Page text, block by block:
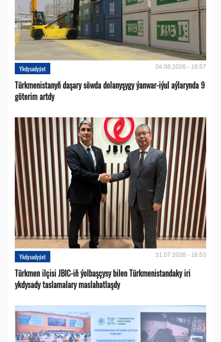
Ykdysadyýet 04.08.2026 - 16:57
Türkmenistanyň daşary söwda dolanyşygy ýanwar-iýul aýlarynda 9
göterim artdy
Ykdysadyýet 31.07.2026 - 16:53
Türkmen ilçisi JBIC-iň ýolbaşçysy bilen Türkmenistandaky iri
ykdysady taslamalary maslahatlaşdy